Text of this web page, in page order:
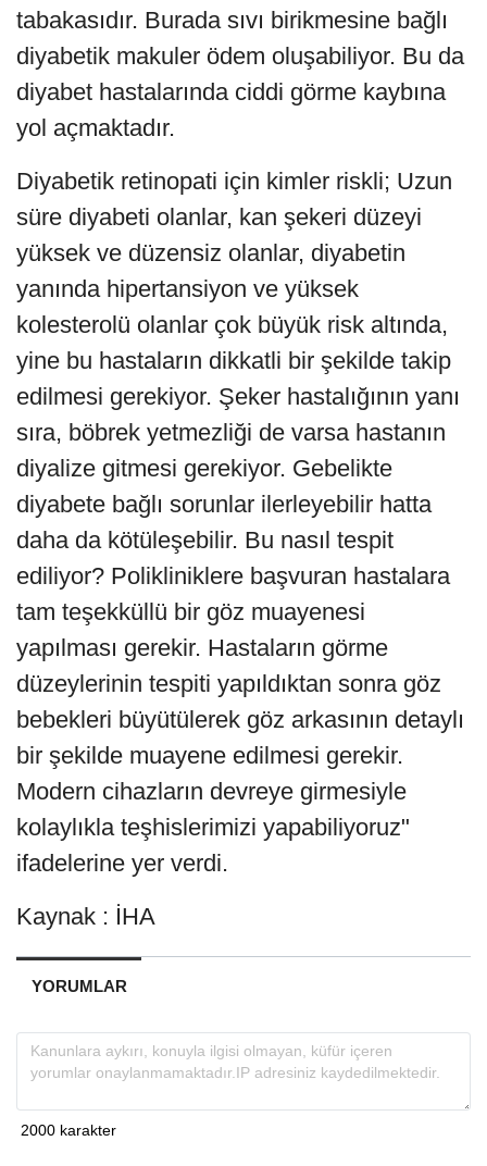
tabakasıdır. Burada sıvı birikmesine bağlı
diyabetik makuler ödem oluşabiliyor. Bu da
diyabet hastalarında ciddi görme kaybına
yol açmaktadır.
Diyabetik retinopati için kimler riskli; Uzun
süre diyabeti olanlar, kan şekeri düzeyi
yüksek ve düzensiz olanlar, diyabetin
yanında hipertansiyon ve yüksek
kolesterolü olanlar çok büyük risk altında,
yine bu hastaların dikkatli bir şekilde takip
edilmesi gerekiyor. Şeker hastalığının yanı
sıra, böbrek yetmezliği de varsa hastanın
diyalize gitmesi gerekiyor. Gebelikte
diyabete bağlı sorunlar ilerleyebilir hatta
daha da kötüleşebilir. Bu nasıl tespit
ediliyor? Polikliniklere başvuran hastalara
tam teşekküllü bir göz muayenesi
yapılması gerekir. Hastaların görme
düzeylerinin tespiti yapıldıktan sonra göz
bebekleri büyütülerek göz arkasının detaylı
bir şekilde muayene edilmesi gerekir.
Modern cihazların devreye girmesiyle
kolaylıkla teşhislerimizi yapabiliyoruz"
ifadelerine yer verdi.
Kaynak : İHA
YORUMLAR